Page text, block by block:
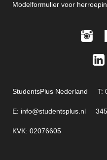
Modelformulier voor
StudentsPlus Nederland T:
E: info@studentsplus.nl
KVK: 02076605